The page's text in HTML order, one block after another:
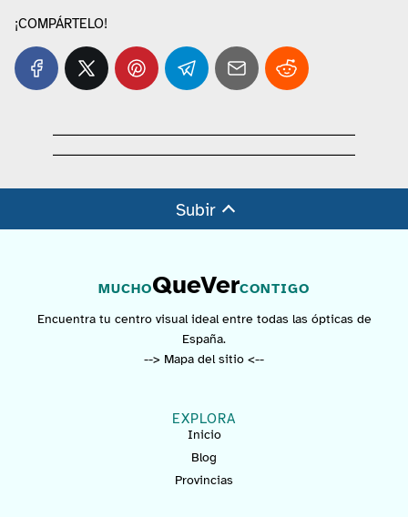
¡COMPÁRTELO!
Subir
MUCHOQueVerCONTIGO
Encuentra tu centro visual ideal entre todas las ópticas de
España.
--> Mapa del sitio <--
EXPLORA
Inicio
Blog
Provincias